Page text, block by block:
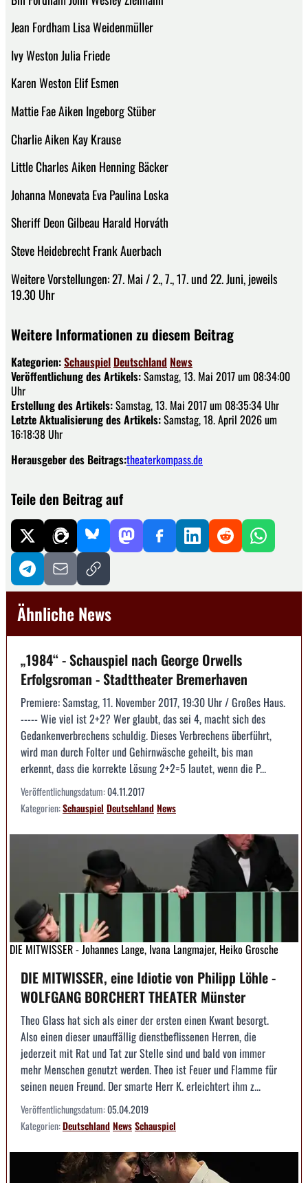
Jean Fordham Lisa Weidenmüller
Ivy Weston Julia Friede
Karen Weston Elif Esmen
Mattie Fae Aiken Ingeborg Stüber
Charlie Aiken Kay Krause
Little Charles Aiken Henning Bäcker
Johanna Monevata Eva Paulina Loska
Sheriff Deon Gilbeau Harald Horváth
Steve Heidebrecht Frank Auerbach
Weitere Vorstellungen: 27. Mai / 2., 7., 17. und 22. Juni, jeweils
19.30 Uhr
Weitere Informationen zu diesem Beitrag
Kategorien:Schauspiel Deutschland News
Veröffentlichung des Artikels:Samstag, 13. Mai 2017 um 08:34:00
Uhr
Erstellung des Artikels:Samstag, 13. Mai 2017 um 08:35:34 Uhr
Letzte Aktualisierung des Artikels:Samstag, 18. April 2026 um
16:18:38 Uhr
Herausgeber des Beitrags:theaterkompass.de
Teile den Beitrag auf
Ähnliche News
„1984“ - Schauspiel nach George Orwells
Erfolgsroman - Stadttheater Bremerhaven
Premiere: Samstag, 11. November 2017, 19:30 Uhr / Großes Haus.
----- Wie viel ist 2+2? Wer glaubt, das sei 4, macht sich des
Gedankenverbrechens schuldig. Dieses Verbrechens überführt,
wird man durch Folter und Gehirnwäsche geheilt, bis man
erkennt, dass die korrekte Lösung 2+2=5 lautet, wenn die P...
Veröffentlichungsdatum:04.11.2017
Kategorien:Schauspiel DeutschlandNews
DIE MITWISSER - Johannes Lange, Ivana Langmajer, Heiko Grosche
DIE MITWISSER, eine Idiotie von Philipp Löhle -
WOLFGANG BORCHERT THEATER Münster
Theo Glass hat sich als einer der ersten einen Kwant besorgt.
Also einen dieser unauffällig dienstbeflissenen Herren, die
jederzeit mit Rat und Tat zur Stelle sind und bald von immer
mehr Menschen genutzt werden. Theo ist Feuer und Flamme für
seinen neuen Freund. Der smarte Herr K. erleichtert ihm z...
Veröffentlichungsdatum:05.04.2019
Kategorien:DeutschlandNewsSchauspiel